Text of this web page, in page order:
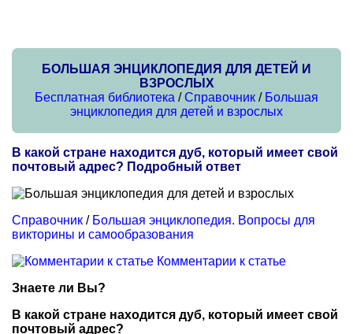
БОЛЬШАЯ ЭНЦИКЛОПЕДИЯ ДЛЯ ДЕТЕЙ И
ВЗРОСЛЫХ
Бесплатная библиотека /Справочник / Большая
энциклопедия для детей и взрослых
В какой стране находится дуб, который имеет свой
почтовый адрес? Подробный ответ
Справочник / Большая энциклопедия. Вопросы для
викторины и самообразования
Комментарии к статье
Знаете ли Вы?
В какой стране находится дуб, который имеет свой
почтовый адрес?